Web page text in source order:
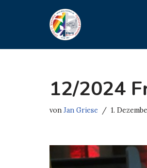
12/2024
von Jan Griese 1.